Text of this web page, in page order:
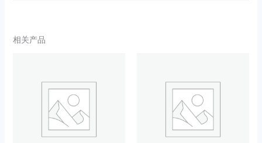
相关产品